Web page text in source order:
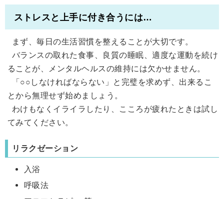
ストレスと上手に付き合うには…
まず、毎日の生活習慣を整えることが大切です。
バランスの取れた食事、良質の睡眠、適度な運動を続け
ることが、メンタルヘルスの維持には欠かせません。
「○○しなければならない」と完璧を求めず、出来るこ
とから無理せず始めましょう。
わけもなくイライラしたり、こころが疲れたときは試し
てみてください。
リラクゼーション
入浴
呼吸法